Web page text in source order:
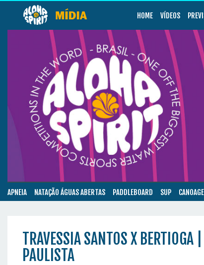
HOME VÍDEOS
APNEIA NATAÇÃO ÁGUAS ABERTAS PADDLEBOARD SUP
TRAVESSIA SANTOS X
PAULISTA